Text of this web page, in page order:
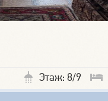
Этаж: 8/9